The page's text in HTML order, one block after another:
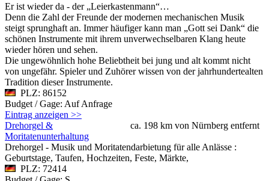
Er ist wieder da - der „Leierkastenmann“…
Denn die Zahl der Freunde der modernen mechanischen Musik
steigt sprunghaft an. Immer häufiger kann man „Gott sei Dank“ die
schönen Instrumente mit ihrem unverwechselbaren Klang heute
wieder hören und sehen.
Die ungewöhnlich hohe Beliebtheit bei jung und alt kommt nicht
von ungefähr. Spieler und Zuhörer wissen von der jahrhundertealten
Tradition dieser Instrumente.
PLZ: 86152
Budget / Gage: Auf Anfrage
Eintrag anzeigen >>
ca. 198 km von Nürnberg entfernt
Drehorgel &
Moritatenunterhaltung
Drehorgel - Musik und Moritatendarbietung für alle Anlässe :
Geburtstage, Taufen, Hochzeiten, Feste, Märkte,
PLZ: 72414